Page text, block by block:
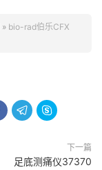
» bio-rad伯乐CFX
 
下一篇
足底测痛仪37370